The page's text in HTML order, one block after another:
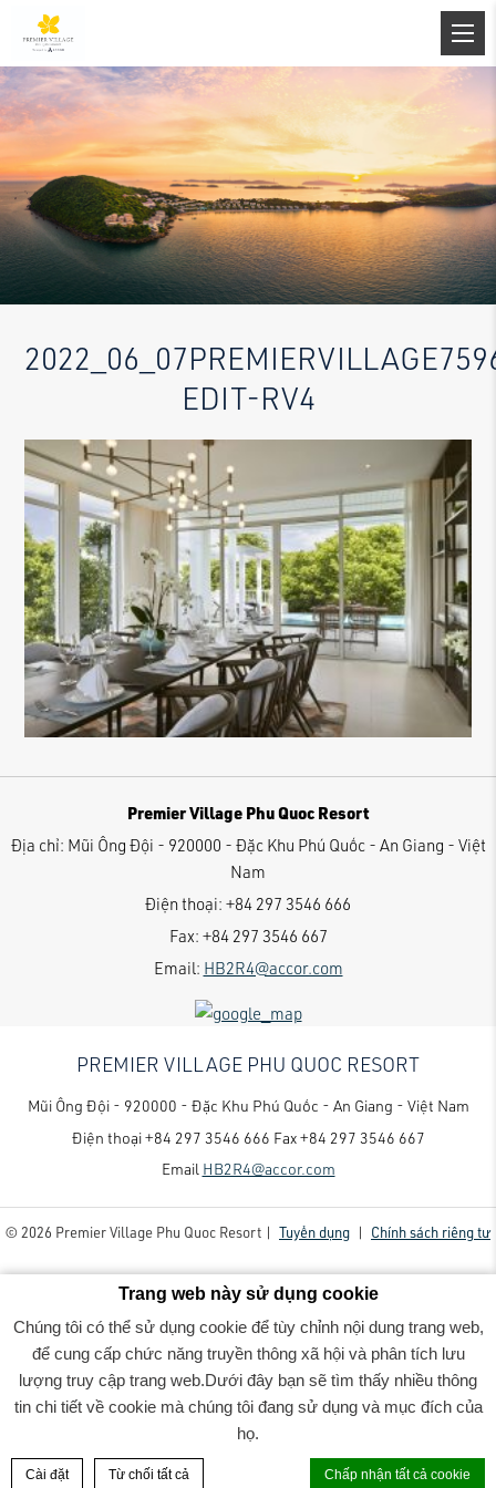
Trang web này sử dụng cookie
Chúng tôi có thể sử dụng cookie để tùy chỉnh nội dung trang web,
để cung cấp chức năng truyền thông xã hội và phân tích lưu
lượng truy cập trang web.Dưới đây bạn sẽ tìm thấy nhiều thông
tin chi tiết về cookie mà chúng tôi đang sử dụng và mục đích của
họ.
Cài đặt Từ chối tất cả Chấp nhận tất cả cookie
EDIT-RV4
Premier Village Phu Quoc Resort
Địa chỉ: Mũi Ông Đội - 920000 - Đặc Khu Phú Quốc - An Giang - Việt
Nam
Điện thoại: +84 297 3546 666
Fax: +84 297 3546 667
Email: HB2R4@accor.com
PREMIER VILLAGE PHU QUOC RESORT
Mũi Ông Đội - 920000 - Đặc Khu Phú Quốc - An Giang - Việt Nam
Điện thoại+84 297 3546 666 Fax+84 297 3546 667
Email HB2R4@accor.com
© 2026 Premier Village Phu Quoc Resort | Tuyển dụng | Chính sách riêng tư
Edit-Rv4